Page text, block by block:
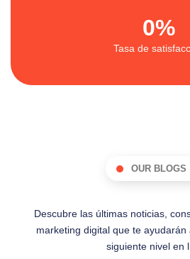
Tasa de
0%
OUR BLOGS
Descubre las últimas noticias,
marketing digital que te
siguiente nivel en